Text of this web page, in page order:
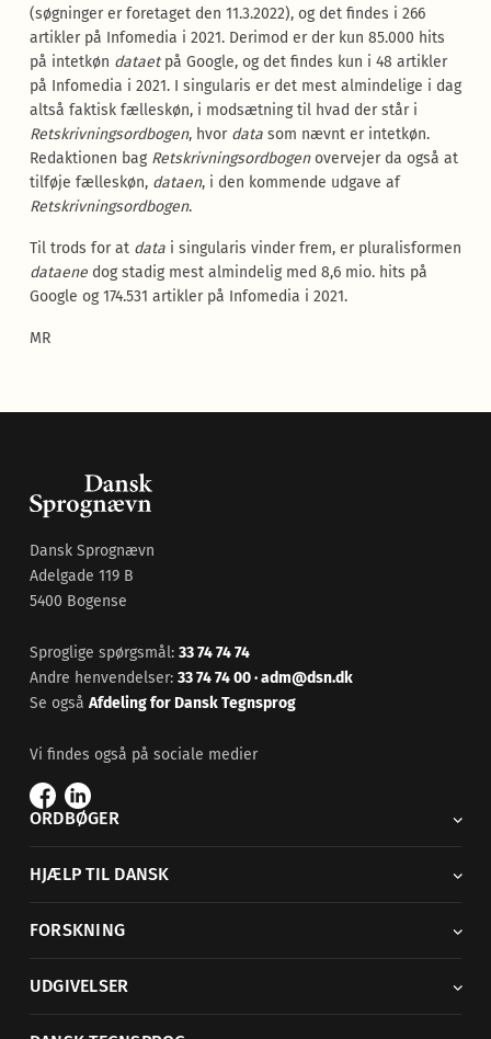
(søgninger er foretaget den 11.3.2022), og det findes i 266
artikler på Infomedia i 2021. Derimod er der kun 85.000 hits
på intetkøn dataetpå Google, og det findes kun i 48 artikler
på Infomedia i 2021. I singularis er det mest almindelige i dag
altså faktisk fælleskøn, i modsætning til hvad der står i
Retskrivningsordbogen, hvor datasom nævnt er intetkøn.
Redaktionen bag Retskrivningsordbogenovervejer da også at
tilføje fælleskøn, dataen, i den kommende udgave af
Retskrivningsordbogen.
Til trods for at datai singularis vinder frem, er pluralisformen
dataenedog stadig mest almindelig med 8,6 mio. hits på
Google og 174.531 artikler på Infomedia i 2021.
MR
Dansk Sprognævn
Adelgade 119 B
5400 Bogense
Sproglige spørgsmål: 33 74 74 74
Andre henvendelser: 33 74 74 00·adm@dsn.dk
Se også Afdeling for Dansk Tegnsprog
Vi findes også på sociale medier
ORDBØGER
HJÆLP TIL DANSK
FORSKNING
UDGIVELSER